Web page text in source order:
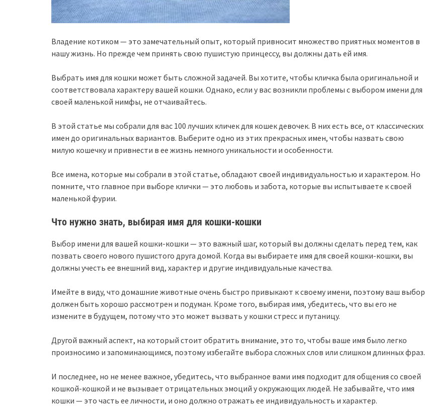
Владение котиком — это замечательный опыт, который привносит множество приятных моментов в
нашу жизнь. Но прежде чем принять свою пушистую принцессу, вы должны дать ей имя.
Выбрать имя для кошки может быть сложной задачей. Вы хотите, чтобы кличка была оригинальной и
соответствовала характеру вашей кошки. Однако, если у вас возникли проблемы с выбором имени для
своей маленькой нимфы, не отчаивайтесь.
В этой статье мы собрали для вас 100 лучших кличек для кошек девочек. В них есть все, от классических
имен до оригинальных вариантов. Выберите одно из этих прекрасных имен, чтобы назвать свою
милую кошечку и привнести в ее жизнь немного уникальности и особенности.
Все имена, которые мы собрали в этой статье, обладают своей индивидуальностью и характером. Но
помните, что главное при выборе клички — это любовь и забота, которые вы испытываете к своей
маленькой фурии.
Что нужно знать, выбирая имя для кошки-кошки
Выбор имени для вашей кошки-кошки — это важный шаг, который вы должны сделать перед тем, как
позвать своего нового пушистого друга домой. Когда вы выбираете имя для своей кошки-кошки, вы
должны учесть ее внешний вид, характер и другие индивидуальные качества.
Имейте в виду, что домашние животные очень быстро привыкают к своему имени, поэтому ваш выбор
должен быть хорошо рассмотрен и подуман. Кроме того, выбирая имя, убедитесь, что вы его не
измените в будущем, потому что это может вызвать у кошки стресс и путаницу.
Другой важный аспект, на который стоит обратить внимание, это то, чтобы ваше имя было легко
произносимо и запоминающимся, поэтому избегайте выбора сложных слов или слишком длинных фраз.
И последнее, но не менее важное, убедитесь, что выбранное вами имя подходит для общения со своей
кошкой-кошкой и не вызывает отрицательных эмоций у окружающих людей. Не забывайте, что имя
кошки — это часть ее личности, и оно должно отражать ее индивидуальность и характер.